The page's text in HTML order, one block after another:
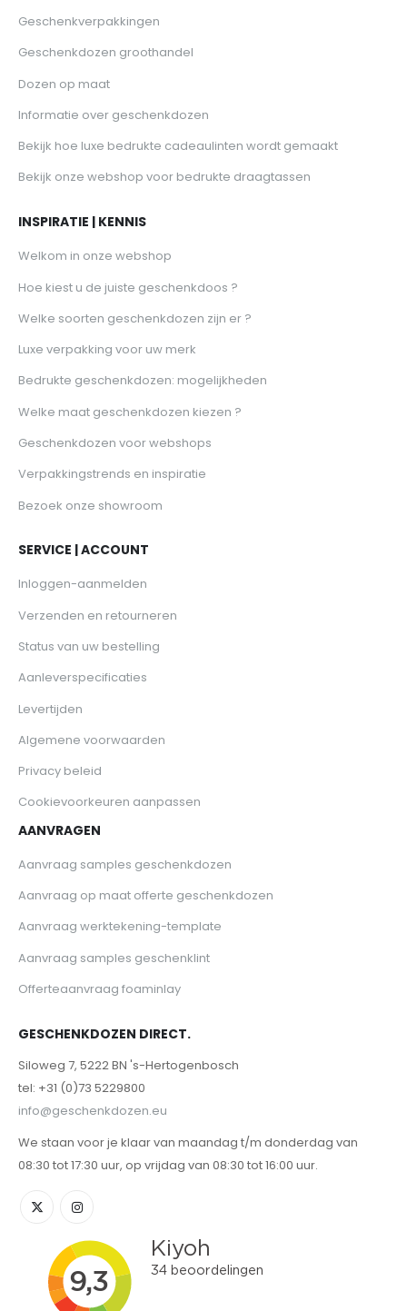
Geschenkverpakkingen
Geschenkdozen groothandel
Dozen op maat
Informatie over geschenkdozen
Bekijk hoe luxe bedrukte cadeaulinten wordt gemaakt
Bekijk onze webshop voor bedrukte draagtassen
INSPIRATIE | KENNIS
Welkom in onze webshop
Hoe kiest u de juiste geschenkdoos ?
Welke soorten geschenkdozen zijn er ?
Luxe verpakking voor uw merk
Bedrukte geschenkdozen: mogelijkheden
Welke maat geschenkdozen kiezen ?
Geschenkdozen voor webshops
Verpakkingstrends en inspiratie
Bezoek onze showroom
SERVICE | ACCOUNT
Inloggen-aanmelden
Verzenden en retourneren
Status van uw bestelling
Aanleverspecificaties
Levertijden
Algemene voorwaarden
Privacy beleid
Cookievoorkeuren aanpassen
AANVRAGEN
Aanvraag samples geschenkdozen
Aanvraag op maat offerte geschenkdozen
Aanvraag werktekening-template
Aanvraag samples geschenklint
Offerteaanvraag foaminlay
GESCHENKDOZEN DIRECT.
Siloweg 7, 5222 BN 's-Hertogenbosch
tel: +31 (0)73 5229800
info@geschenkdozen.eu
We staan voor je klaar van maandag t/m donderdag van
08:30 tot 17:30 uur, op vrijdag van 08:30 tot 16:00 uur.